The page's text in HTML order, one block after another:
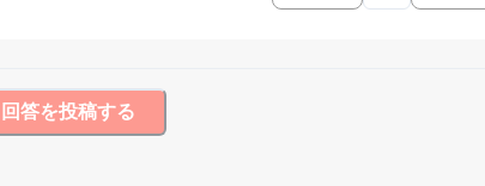
回答を投稿する